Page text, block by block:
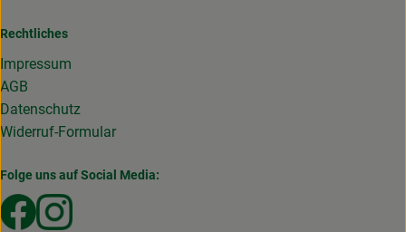
Rechtliches
Impressum
AGB
Datenschutz
Widerruf-Formular
Folge uns auf Social Media:
Externer Link zu https://www.facebook.com/
Externer Link zu https://www.instagram.com/